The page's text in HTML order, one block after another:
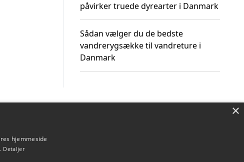
påvirker truede dyrearter i Danmark
Sådan vælger du de bedste
vandrerygsække til vandreture i
Danmark
×
hjemmeside
Detaljer